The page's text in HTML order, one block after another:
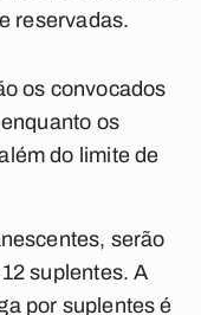
reservadas.
os convocados
os
do limite de
serão
suplentes. A
por suplentes é